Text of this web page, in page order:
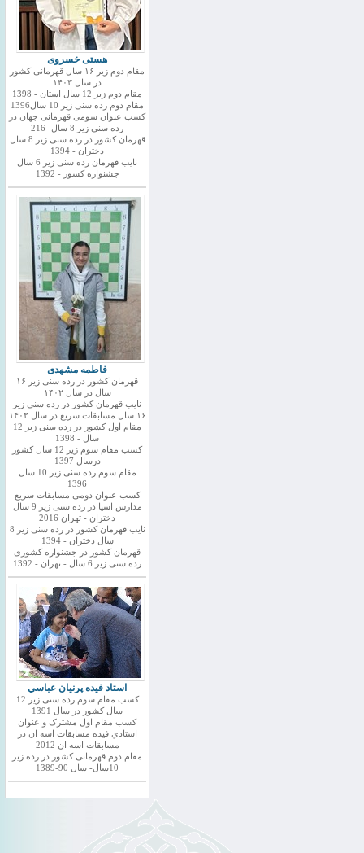
هستی خسروی
مقام دوم زیر ۱۶ سال قهرمانی کشور
در سال ۱۴۰۳
مقام دوم زیر 12 سال استان - 1398
مقام دوم رده سنی زیر 10 سال1396
کسب عنوان سومی قهرمانی جهان در
رده سنی زیر 8 سال -216
قهرمان کشور در رده سنی زیر 8 سال
دختران - 1394
نایب قهرمان رده سنی زیر 6 سال
جشنواره کشور - 1392
فاطمه مشهدی
قهرمان کشور در رده سنی زیر ۱۶
سال در سال ۱۴۰۲
نایب قهرمان کشور در رده سنی زیر
۱۶ سال مسابقات سریع در سال ۱۴۰۲
مقام اول کشور در رده سنی زیر 12
سال - 1398
کسب مقام سوم زیر 12 سال کشور
درسال 1397
مقام سوم رده سنی زیر 10 سال
1396
کسب عنوان دومی مسابقات سریع
مدارس اسیا در رده سنی زیر 9 سال
دختران - تهران 2016
نایب قهرمان کشور در رده سنی زیر 8
سال دختران - 1394
قهرمان کشور در جشنواره کشوری
رده سنی زیر 6 سال - تهران - 1392
استاد فيده پرنيان عباسي
کسب مقام سوم رده سنی زیر 12
سال کشور در سال 1391
کسب مقام اول مشترک و عنوان
استادي فيده مسابقات اسه ان در
مسابقات اسه ان 2012
مقام دوم قهرمانی کشور در رده زیر
10سال- سال 90-1389